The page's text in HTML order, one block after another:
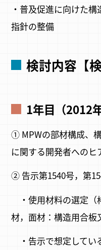
・普及促進に向けた
指針の整備
検討内容【
1年目（2012年
① MPWの部材構成、
に関する開発者へのヒ
② 告示第1540号，第
・使用材料の選定（
材，面材：構造用合板
・告示で想定してい